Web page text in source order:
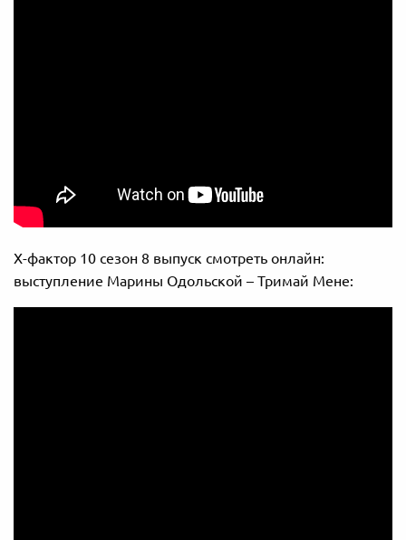
Х-фактор 10 сезон 8 выпуск смотреть онлайн:
выступление Марины Одольской – Тримай Мене: